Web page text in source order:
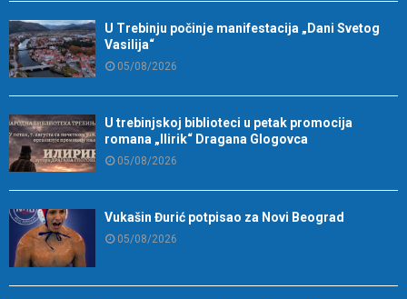
U Trebinju počinje manifestacija „Dani Svetog
Vasilija“
05/08/2026
U trebinjskoj biblioteci u petak promocija
romana „Ilirik“ Dragana Glogovca
05/08/2026
Vukašin Đurić potpisao za Novi Beograd
05/08/2026